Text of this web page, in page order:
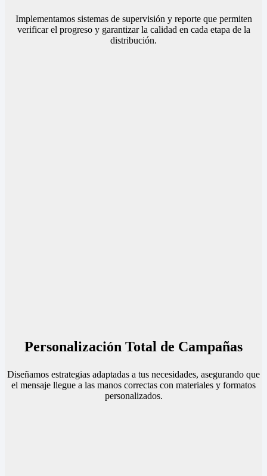
Implementamos sistemas de supervisión y reporte que permiten
verificar el progreso y garantizar la calidad en cada etapa de la
distribución.
Personalización Total de Campañas
Diseñamos estrategias adaptadas a tus necesidades, asegurando que
el mensaje llegue a las manos correctas con materiales y formatos
personalizados.